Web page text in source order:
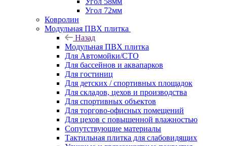
Угол 72мм
Ковролин
Модульная ПВХ плитка
Назад
Модульная ПВХ плитка
Для Автомойки/СТО
Для бассейнов и аквапарков
Для гостиниц
Для детских / спортивных площадок
Для складов, цехов и производства
Для спортивных объектов
Для торгово-офисных помещений
Для цехов с повышенной влажностью
Сопутствующие материалы
Тактильная плитка для слабовидящих